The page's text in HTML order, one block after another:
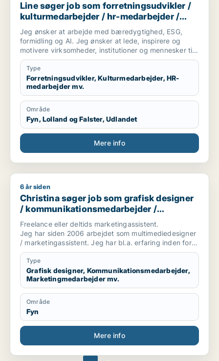
Line søger job som forretningsudvikler /
kulturmedarbejder / hr-medarbejder /
konsulent
Jeg ønsker at arbejde med bæredygtighed, ESG,
formidling og AI. Jeg ønsker at lede, inspirere og
motivere virksomheder, institutioner og mennesker til
optimere deres forretningsmodel og livssyn for
fremtidig succes for profit, people & planet. Lad os
skabe vores bæredygtige og succesrige virkelighed.
Type
Forretningsudvikler, Kulturmedarbejder, HR-
medarbejder mv.
Område
Fyn, Lolland og Falster, Udlandet
Mere info
Christina søger job som grafisk designer /
6 år siden
Christina søger job som grafisk designer
/ kommunikationsmedarbejder /
marketingmedarbejder / kreativ
medarbejder
Freelance eller deltids marketingassistent.
Jeg har siden 2006 arbejdet som multimediedesigner
/ marketingassistent. Jeg har bl.a. erfaring inden for
brancher som byggeri, smykker og miljø.
Type
Grafisk designer, Kommunikationsmedarbejder,
Marketingmedarbejder mv.
Område
Fyn
Mere info